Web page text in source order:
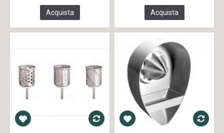
Acquista Acquista